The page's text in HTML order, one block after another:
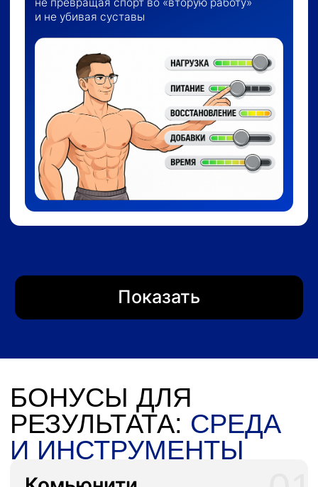
Выпускной и статус
(Май 2026)
Живая встреча в Москве со мной
(Денисом). Именной сертификат с личным
результатом (-10/15/20 кг) как символ
вашей силы.
06
ВЫБЕРИТЕ СВОЙ
ВАРИАНТ УЧАСТИЯ